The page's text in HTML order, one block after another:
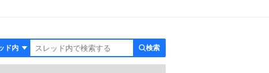
検索